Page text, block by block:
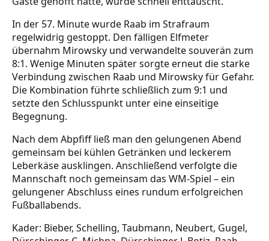
In der 57. Minute wurde Raab im Strafraum
regelwidrig gestoppt. Den fälligen Elfmeter
übernahm Mirowsky und verwandelte souverän zum
8:1. Wenige Minuten später sorgte erneut die starke
Verbindung zwischen Raab und Mirowsky für Gefahr.
Die Kombination führte schließlich zum 9:1 und
setzte den Schlusspunkt unter eine einseitige
Begegnung.
Nach dem Abpfiff ließ man den gelungenen Abend
gemeinsam bei kühlen Getränken und leckerem
Leberkäse ausklingen. Anschließend verfolgte die
Mannschaft noch gemeinsam das WM-Spiel – ein
gelungener Abschluss eines rundum erfolgreichen
Fußballabends.
Kader: Bieber, Schelling, Taubmann, Neubert, Gugel,